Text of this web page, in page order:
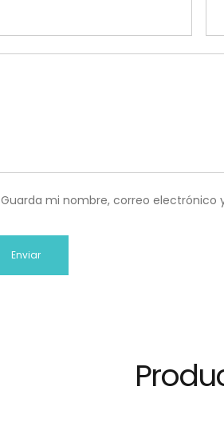
Guarda mi nombre, correo electrónico